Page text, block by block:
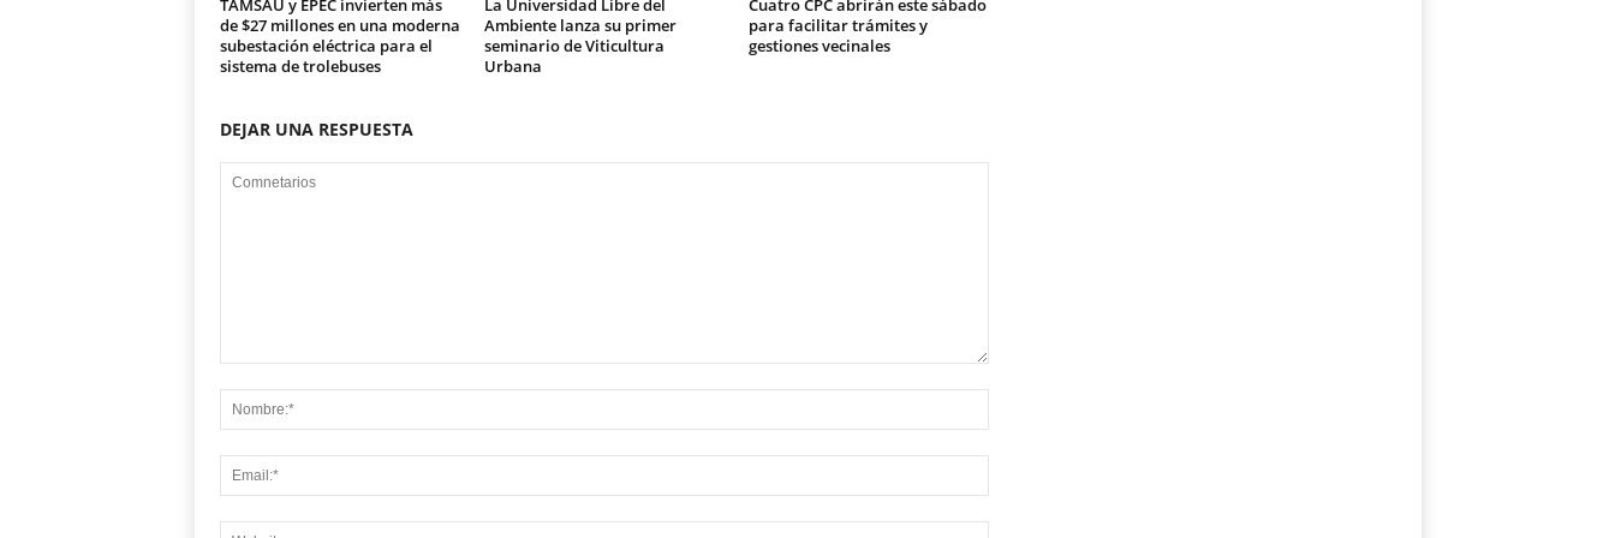
TAMSAU y EPEC invierten más
de $27 millones en una moderna
subestación eléctrica para el
sistema de trolebuses
La Universidad Libre del
Ambiente lanza su primer
seminario de Viticultura
Urbana
Cuatro CPC abrirán este sábado
para facilitar trámites y
gestiones vecinales
DEJAR UNA RESPUESTA